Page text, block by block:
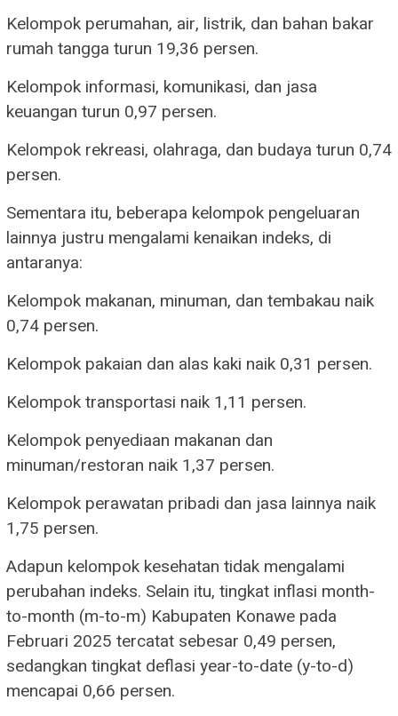
Kelompok perumahan, air, listrik, dan bahan bakar
rumah tangga turun 19,36 persen.
Kelompok informasi, komunikasi, dan jasa
keuangan turun 0,97 persen.
Kelompok rekreasi, olahraga, dan budaya turun 0,74
persen.
Sementara itu, beberapa kelompok pengeluaran
lainnya justru mengalami kenaikan indeks, di
antaranya:
Kelompok makanan, minuman, dan tembakau naik
0,74 persen.
Kelompok pakaian dan alas kaki naik 0,31 persen.
Kelompok transportasi naik 1,11 persen.
Kelompok penyediaan makanan dan
minuman/restoran naik 1,37 persen.
Kelompok perawatan pribadi dan jasa lainnya naik
1,75 persen.
Adapun kelompok kesehatan tidak mengalami
perubahan indeks. Selain itu, tingkat inflasi month-
to-month (m-to-m) Kabupaten Konawe pada
Februari 2025 tercatat sebesar 0,49 persen,
sedangkan tingkat deflasi year-to-date (y-to-d)
mencapai 0,66 persen.